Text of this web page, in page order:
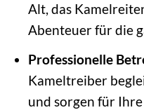
Alt, das
Abenteuer für die
Professionelle
Kameltreiber
und sorgen für